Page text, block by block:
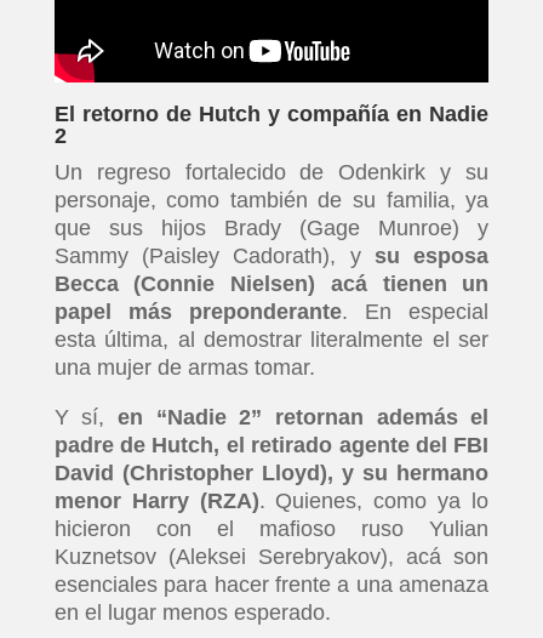
El retorno de Hutch y compañía en Nadie
2
Un regreso fortalecido de Odenkirk y su
personaje, como también de su familia, ya
que sus hijos Brady (Gage Munroe) y
Sammy (Paisley Cadorath), y su esposa
Becca (Connie Nielsen) acá tienen un
papel más preponderante. En especial
esta última, al demostrar literalmente el ser
una mujer de armas tomar.
Y sí,en “Nadie 2” retornan además el
padre de Hutch, el retirado agente del FBI
David (Christopher Lloyd), y su hermano
menor Harry (RZA). Quienes, como ya lo
hicieron con el mafioso ruso Yulian
Kuznetsov (Aleksei Serebryakov), acá son
esenciales para hacer frente a una amenaza
en el lugar menos esperado.